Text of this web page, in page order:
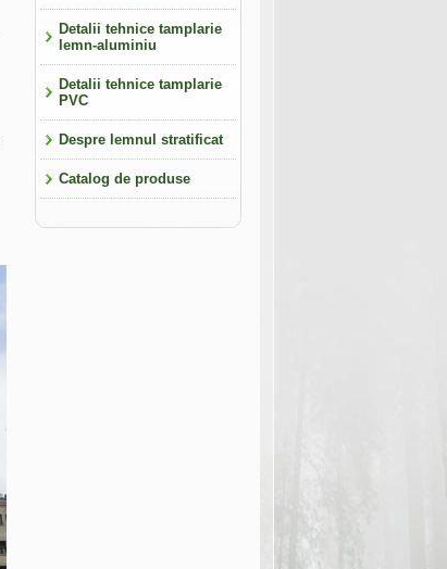
Detalii tehnice tamplarie
lemn-aluminiu
Detalii tehnice tamplarie
PVC
Despre lemnul stratificat
Catalog de produse